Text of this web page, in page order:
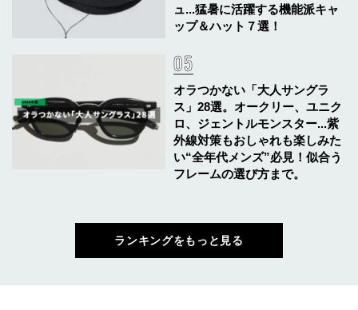
ュ...猛暑に活躍する機能派キャ
ップ＆ハット７選！
オラつかない「大人サングラ
ス」28選。オークリー、ユニク
ロ、ジェントルモンスター...紫
外線対策もおしゃれも楽しみた
い“全年代メンズ”必見！似合う
フレームの選び方まで。
ランキングをもっと見る